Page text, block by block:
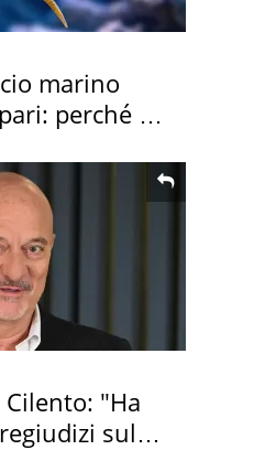
marino
perché è
"Ha
sul